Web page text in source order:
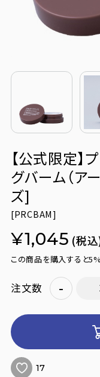
お問い合わせ
よくあるご質問
会員登録でお得
NEWS一覧
利用規約
【公式限定】
グバーム（ア
ズ]
[PRCBAM]
¥1,045 (税
この商品を購入すると
注文数 -
17